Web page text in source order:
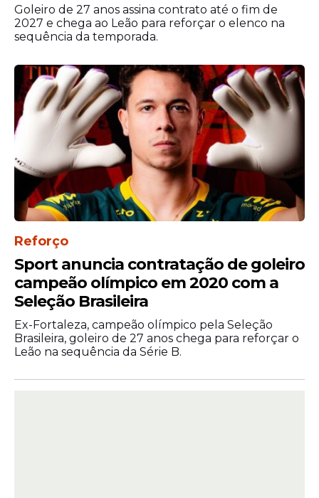
Goleiro de 27 anos assina contrato até o fim de
2027 e chega ao Leão para reforçar o elenco na
sequência da temporada.
Reforço
Sport anuncia contratação de goleiro
campeão olímpico em 2020 com a
Seleção Brasileira
Ex-Fortaleza, campeão olímpico pela Seleção
Brasileira, goleiro de 27 anos chega para reforçar o
Leão na sequência da Série B.